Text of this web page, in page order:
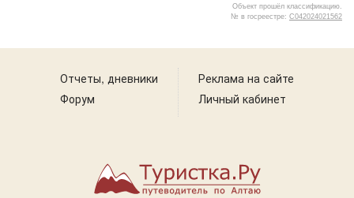
Объект прошёл классификацию.
№ в госреестре: С042024021562
Отчеты, дневники
Форум
Реклама на сайте
Личный кабинет